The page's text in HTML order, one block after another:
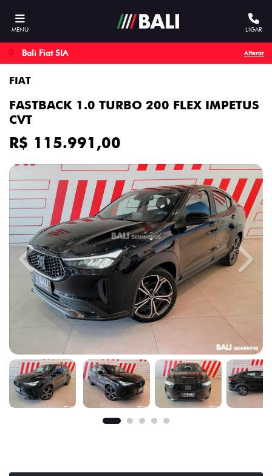
MENU LIGAR
Bali Fiat SIA Alterar
FIAT
FASTBACK 1.0 TURBO 200 FLEX IMPETUS
CVT
R$ 115.991,00
Previous Next